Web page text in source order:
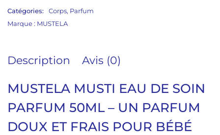
Catégories: Corps, Parfum
Marque : MUSTELA
Description Avis (0)
MUSTELA MUSTI EAU DE SOIN
PARFUM 50ML – UN PARFUM
DOUX ET FRAIS POUR BÉBÉ